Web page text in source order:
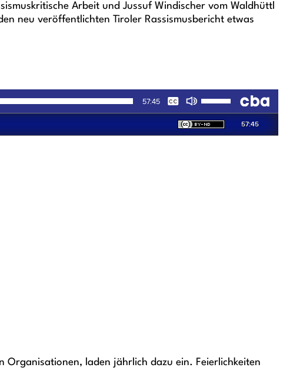
Arbeit und Jussuf Windischer vom Waldhüttl
neu veröffentlichten Tiroler Rassismusbericht etwas
Organisationen, laden jährlich dazu ein. Feierlichkeiten